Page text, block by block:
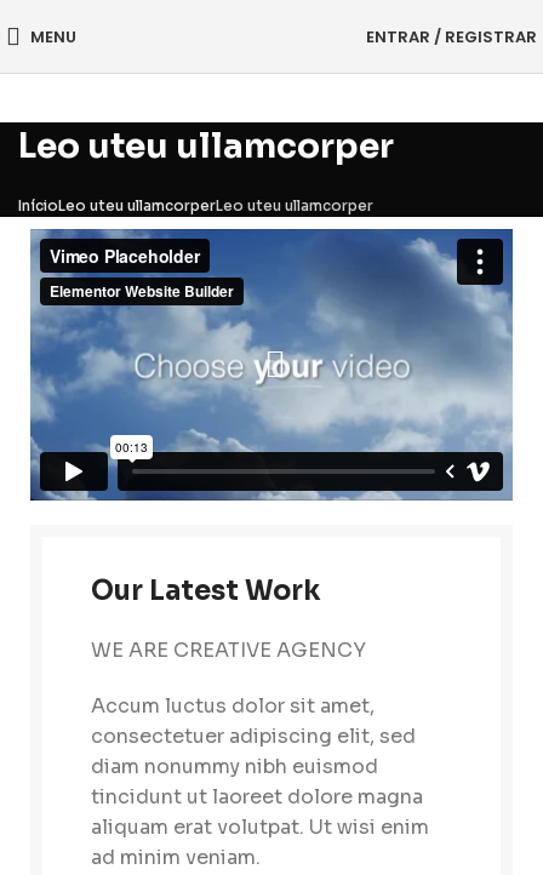
MENU ENTRAR / REGISTRAR
Leo uteu ullamcorper
InícioLeo uteu ullamcorperLeo uteu ullamcorper
Our Latest Work
WE ARE CREATIVE AGENCY
Accum luctus dolor sit amet,
consectetuer adipiscing elit, sed
diam nonummy nibh euismod
tincidunt ut laoreet dolore magna
aliquam erat volutpat. Ut wisi enim
ad minim veniam.